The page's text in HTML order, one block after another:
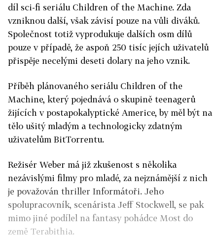
díl sci-fi seriálu Children of the Machine. Zda
vzniknou další, však závisí pouze na vůli diváků.
Společnost totiž vyprodukuje dalších osm dílů
pouze v případě, že aspoň 250 tisíc jejích uživatelů
přispěje necelými deseti dolary na jeho vznik.
Příběh plánovaného seriálu Children of the
Machine, který pojednává o skupině teenagerů
žijících v postapokalyptické Americe, by měl být na
tělo ušitý mladým a technologicky zdatným
uživatelům BitTorrentu.
Režisér Weber má již zkušenost s několika
nezávislými filmy pro mladé, za nejznámější z nich
je považován thriller Informátoři. Jeho
spolupracovník, scenárista Jeff Stockwell, se pak
mimo jiné podílel na fantasy pohádce Most do
země Terabithia.